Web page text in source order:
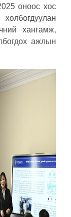
оноос хос
хангамж,
ажлын